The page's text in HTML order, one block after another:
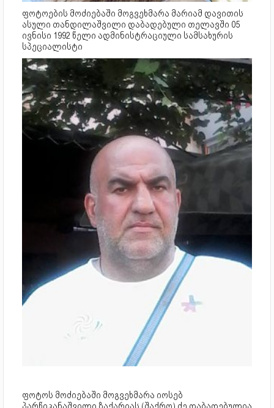
ფოტოების მოძიებაში მოგვეხმარა მარიამ დავითის
ასული თანდილაშვილი დაბადებული თელავში 05
ივნისი 1992 წელი ადმინისტრაციული სამსახურის
სპეციალისტი
ფოტოს მოძიებაში მოგვეხმარა იოსებ